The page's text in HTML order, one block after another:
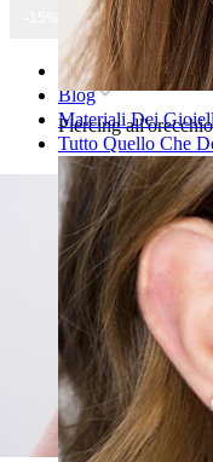
Piercing all'orecchio
-15% SU TUTTI I GIOIELLI
Home
Blog
Materiali Dei
Tutto Quello Che